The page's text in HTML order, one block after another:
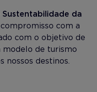
Sustentabilidade da
com a
com o objetivo de
de turismo
nossos destinos.